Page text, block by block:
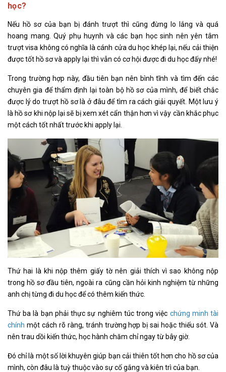
học?
Nếu hồ sơ của bạn bị đánh trượt thì cũng đừng lo lắng và quá
hoang mang. Quý phụ huynh và các bạn học sinh nên yên tâm
trượt visa không có nghĩa là cánh cửa du học khép lại, nếu cải thiện
được tốt hồ sơ và apply lại thì vẫn có cơ hội được đi du học đấy nhé!
Trong trường hợp này, đầu tiên bạn nên bình tĩnh và tìm đến các
chuyên gia để thẩm định lại toàn bộ hồ sơ của mình, để biết chắc
được lý do trượt hồ sơ là ở đâu để tìm ra cách giải quyết. Một lưu ý
là hồ sơ khi nộp lại sẽ bị xem xét cẩn thận hơn vì vậy cần khắc phục
một cách tốt nhất trước khi apply lại.
Thứ hai là khi nộp thêm giấy tờ nên giải thích vì sao không nộp
trong hồ sơ đầu tiên, ngoài ra cũng cần hỏi kinh nghiệm từ những
anh chị từng đi du học để có thêm kiến thức.
Thứ ba là bạn phải thực sự nghiêm túc trong việc chứng minh tài
chính một cách rõ ràng, tránh trường hợp bị sai hoặc thiếu sót. Và
nên trau dồi kiến thức, học hành chăm chỉ ngay từ bây giờ.
Đó chỉ là một số lời khuyên giúp bạn cải thiên tốt hơn cho hồ sơ của
mình, còn đâu là tuỳ thuộc vào sự cố gắng và kiên trì của bạn.